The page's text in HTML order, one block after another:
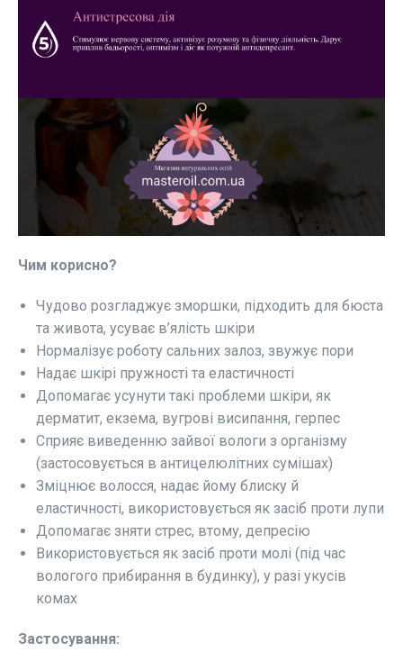
Чим корисно?
Чудово розгладжує зморшки, підходить для бюста
та живота, усуває в’ялість шкіри
Нормалізує роботу сальних залоз, звужує пори
Надає шкірі пружності та еластичності
Допомагає усунути такі проблеми шкіри, як
дерматит, екзема, вугрові висипання, герпес
Сприяє виведенню зайвої вологи з організму
(застосовується в антицелюлітних сумішах)
Зміцнює волосся, надає йому блиску й
еластичності, використовується як засіб проти лупи
Допомагає зняти стрес, втому, депресію
Використовується як засіб проти молі (під час
вологого прибирання в будинку), у разі укусів
комах
Застосування: